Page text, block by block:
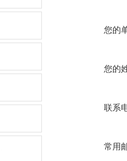
您的
您的
联系
常用